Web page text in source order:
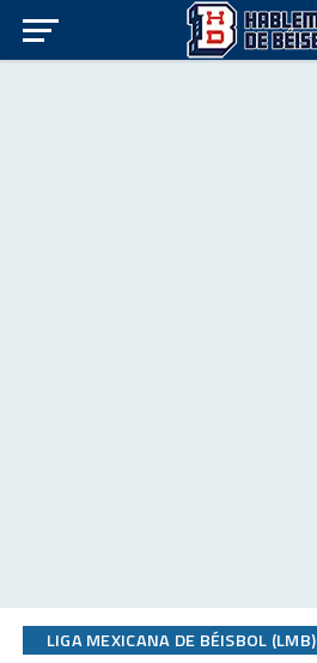
LIGA MEXICANA DE BÉISBOL (LMB)